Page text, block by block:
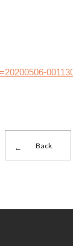
Back